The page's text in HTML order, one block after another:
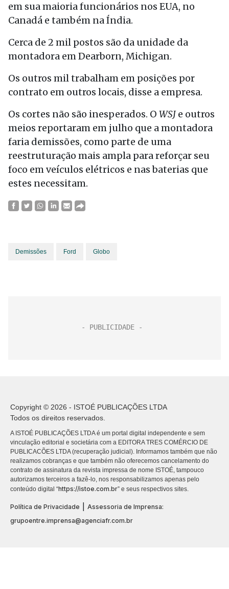
em sua maioria funcionários nos EUA, no
Canadá e também na Índia.
Cerca de 2 mil postos são da unidade da
montadora em Dearborn, Michigan.
Os outros mil trabalham em posições por
contrato em outros locais, disse a empresa.
Os cortes não são inesperados. O WSJe outros
meios reportaram em julho que a montadora
faria demissões, como parte de uma
reestruturação mais ampla para reforçar seu
foco em veículos elétricos e nas baterias que
estes necessitam.
Demissões Ford Globo
Copyright © 2026 - ISTOÉ PUBLICAÇÕES LTDA
Todos os direitos reservados.
A ISTOÉ PUBLICAÇÕES LTDA é um portal digital independente e sem
vinculação editorial e societária com a EDITORA TRES COMÉRCIO DE
PUBLICACÕES LTDA (recuperação judicial). Informamos também que não
realizamos cobranças e que também não oferecemos cancelamento do
contrato de assinatura da revista impressa de nome ISTOÉ, tampouco
autorizamos terceiros a fazê-lo, nos responsabilizamos apenas pelo
conteúdo digital “https://istoe.com.br” e seus respectivos sites.
Política de Privacidade
Assessoria de Imprensa:
grupoentre.imprensa@agenciafr.com.br